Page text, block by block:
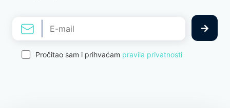
Pročitao sam i prihvaćam pravila privatnosti